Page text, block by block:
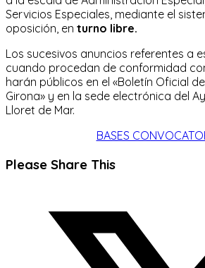
Servicios Especiales, mediante el
oposición, en turno libre.
Los sucesivos anuncios referentes a
cuando procedan de conformidad
harán públicos en el «Boletín Oficial
Girona» y en la sede electrónica del
Lloret de Mar.
BASES
Please Share ThisCompartir